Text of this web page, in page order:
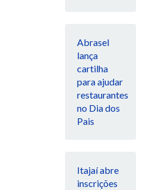
Abrasel
lança
cartilha
para ajudar
restaurantes
no Dia dos
Pais
Itajaí abre
inscrições